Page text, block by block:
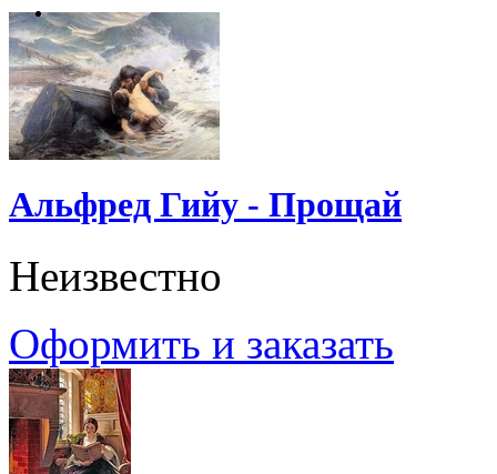
Альфред Гийу - Прощай
Неизвестно
Оформить и заказать